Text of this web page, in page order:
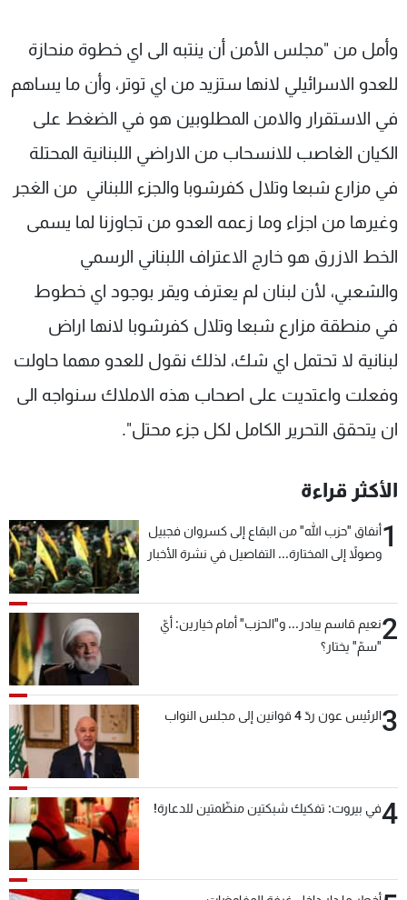
وأمل من "مجلس الأمن أن ينتبه الى اي خطوة منحازة
للعدو الاسرائيلي لانها ستزيد من اي توتر، وأن ما يساهم
في الاستقرار والامن المطلوبين هو في الضغط على
الكيان الغاصب للانسحاب من الاراضي اللبنانية المحتلة
في مزارع شبعا وتلال كفرشوبا والجزء اللبناني من الغجر
وغيرها من اجزاء وما زعمه العدو من تجاوزنا لما يسمى
الخط الازرق هو خارج الاعتراف اللبناني الرسمي
والشعبي، لأن لبنان لم يعترف ويقر بوجود اي خطوط
في منطقة مزارع شبعا وتلال كفرشوبا لانها اراض
لبنانية لا تحتمل اي شك، لذلك نقول للعدو مهما حاولت
وفعلت واعتديت على اصحاب هذه الاملاك سنواجه الى
ان يتحقق التحرير الكامل لكل جزء محتل".
الأكثر قراءة
1أنفاق "حزب الله" من البقاع إلى كسروان فجبيل
وصولاً إلى المختارة... التفاصيل في نشرة الأخبار
2نعيم قاسم يبادر... و"الحزب" أمام خيارين: أيّ
"سمّ" يختار؟
3الرئيس عون ردّ 4 قوانين إلى مجلس النواب
4في بيروت: تفكيك شبكتين منظّمتين للدعارة!